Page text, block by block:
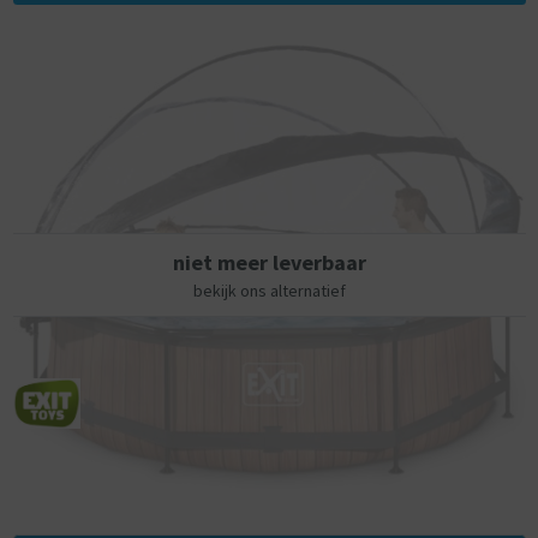
van EXIT Toys!
Met de EXIT overkapping voor zwembaden ben je niet langer
van de zon wordt onder de kap vastgehouden. De overkapping is zeer
eenvoudig te openen door een uniek scharniermechanisme en dankzij
niet meer leverbaar
bekijk ons alternatief